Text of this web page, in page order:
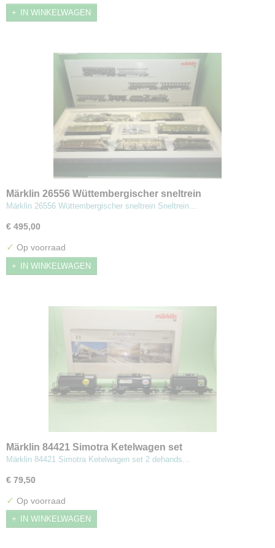
IN WINKELWAGEN
Märklin 26556 Wüttembergischer sneltrein
Märklin 26556 Wüttembergischer sneltrein Sneltrein…
€ 495,00
✓ Op voorraad
IN WINKELWAGEN
Märklin 84421 Simotra Ketelwagen set
Märklin 84421 Simotra Ketelwagen set 2 dehands…
€ 79,50
✓ Op voorraad
IN WINKELWAGEN